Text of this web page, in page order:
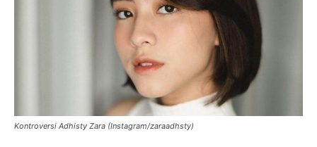
Kontroversi Adhisty Zara (Instagram/zaraadhsty)